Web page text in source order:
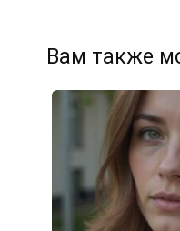
Вам также